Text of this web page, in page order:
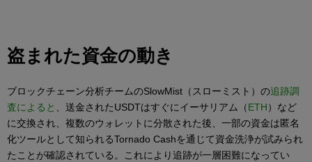
盗まれた資金の動き
ブロックチェーン分析チームのSlowMist（スローミスト）の追跡調
査によると 、送金されたUSDTはすぐにイーサリアム（ETH）など
に交換され、複数のウォレットに分散された後、一部の資金は匿名
化ツールとして知られるTornado Cashを通じて資金洗浄が試みられ
たことが確認されている。これにより追跡が一層困難になってい